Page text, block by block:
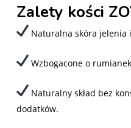
Zalety kości
Naturalna skóra jelenia
Wzbogacone o
Naturalny skład bez
dodatków.